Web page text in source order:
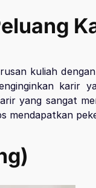
kuliah
karir
yang sangat
mendapatkan